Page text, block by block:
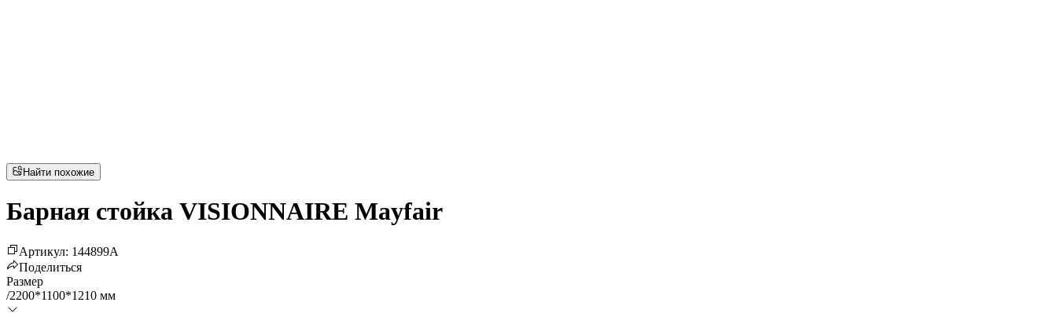
Найти похожие
Барная стойка VISIONNAIRE Mayfair
Артикул: 144899A
Поделиться
Размер
/2200*1100*1210 мм